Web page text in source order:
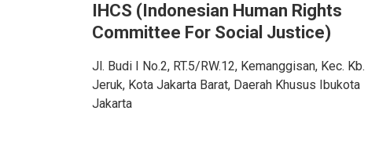
IHCS (Indonesian Human Rights
Committee For Social Justice)
Jl. Budi I No.2, RT.5/RW.12, Kemanggisan, Kec. Kb.
Jeruk, Kota Jakarta Barat, Daerah Khusus Ibukota
Jakarta